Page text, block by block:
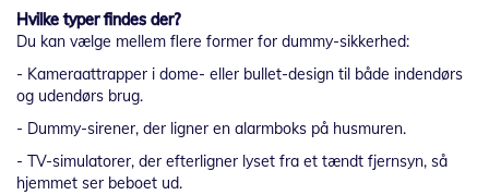
Hvilke typer findes der?
Du kan vælge mellem flere former for dummy-sikkerhed:
- Kameraattrapper i dome- eller bullet-design til både indendørs
og udendørs brug.
- Dummy-sirener, der ligner en alarmboks på husmuren.
- TV-simulatorer, der efterligner lyset fra et tændt fjernsyn, så
hjemmet ser beboet ud.